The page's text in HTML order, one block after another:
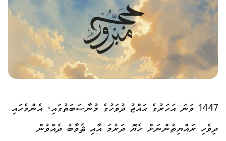
1447 ވަނަ އަހަރުގެ ޙައްޖު ދުވަހުގެ މުނާސަބަތުގައި، އެންމެހައި
ދިވެހި ރައްޔިތުންނަށް ހެޔޮ ދަރުމަ އާއި ޘަވާބު ދެއްވުން